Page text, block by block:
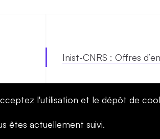
Inist-CNRS : Offres
l'utilisation et le dépôt de
êtes actuellement suivi.